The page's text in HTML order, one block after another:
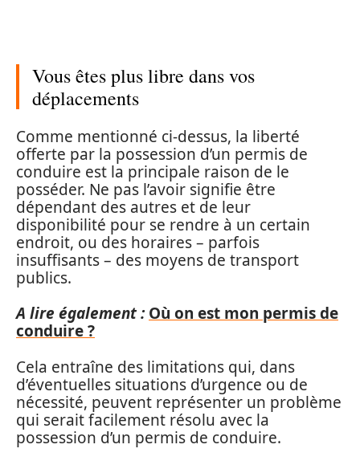
Vous êtes plus libre dans vos
déplacements
Comme mentionné ci-dessus, la liberté
offerte par la possession d’un permis de
conduire est la principale raison de le
posséder. Ne pas l’avoir signifie être
dépendant des autres et de leur
disponibilité pour se rendre à un certain
endroit, ou des horaires – parfois
insuffisants – des moyens de transport
publics.
A lire également : Où on est mon permis de
conduire ?
Cela entraîne des limitations qui, dans
d’éventuelles situations d’urgence ou de
nécessité, peuvent représenter un problème
qui serait facilement résolu avec la
possession d’un permis de conduire.